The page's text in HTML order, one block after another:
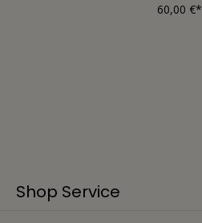
60,00 €*
Shop Service